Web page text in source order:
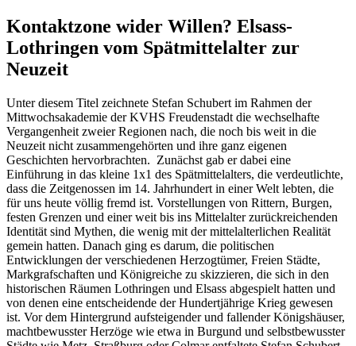
Kontaktzone wider Willen? Elsass-
Lothringen vom Spätmittelalter zur
Neuzeit
Unter diesem Titel zeichnete Stefan Schubert im Rahmen der
Mittwochsakademie der KVHS Freudenstadt die wechselhafte
Vergangenheit zweier Regionen nach, die noch bis weit in die
Neuzeit nicht zusammengehörten und ihre ganz eigenen
Geschichten hervorbrachten. Zunächst gab er dabei eine
Einführung in das kleine 1x1 des Spätmittelalters, die verdeutlichte,
dass die Zeitgenossen im 14. Jahrhundert in einer Welt lebten, die
für uns heute völlig fremd ist. Vorstellungen von Rittern, Burgen,
festen Grenzen und einer weit bis ins Mittelalter zurückreichenden
Identität sind Mythen, die wenig mit der mittelalterlichen Realität
gemein hatten. Danach ging es darum, die politischen
Entwicklungen der verschiedenen Herzogtümer, Freien Städte,
Markgrafschaften und Königreiche zu skizzieren, die sich in den
historischen Räumen Lothringen und Elsass abgespielt hatten und
von denen eine entscheidende der Hundertjährige Krieg gewesen
ist. Vor dem Hintergrund aufsteigender und fallender Königshäuser,
machtbewusster Herzöge wie etwa in Burgund und selbstbewusster